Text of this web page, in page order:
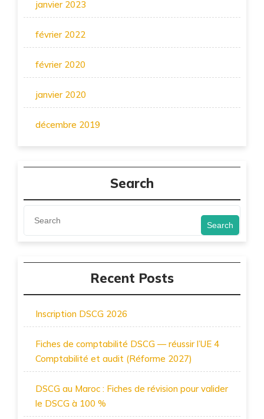
janvier 2023
février 2022
février 2020
janvier 2020
décembre 2019
Search
Search
Recent Posts
Inscription DSCG 2026
Fiches de comptabilité DSCG — réussir l’UE 4
Comptabilité et audit (Réforme 2027)
DSCG au Maroc : Fiches de révision pour valider
le DSCG à 100 %